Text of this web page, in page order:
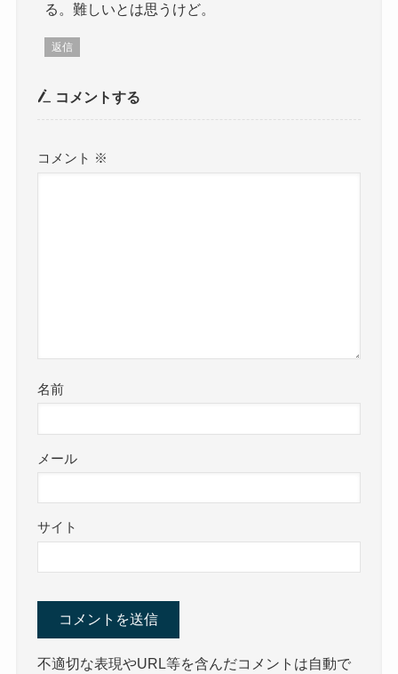
る。難しいとは思うけど。
返信
コメントする
コメント ※
名前
メール
サイト
不適切な表現やURL等を含んだコメントは自動で